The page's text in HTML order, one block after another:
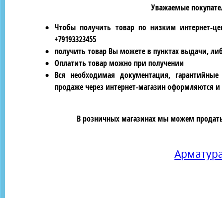
Уважаемые
Чтобы получить товар по низким интернет-
+79193323455
получить товар Вы можете в пунктах выдачи,
Оплатить товар можно при получении
Вся необходимая документация,
продаже через интернет-магазин оформляются
В розничных магазинах мы можем